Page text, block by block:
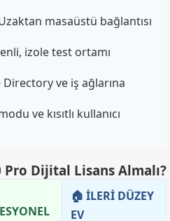
masaüstü bağlantısı
izole test ortamı
Directory ve iş ağlarına
ve kısıtlı kullanıcı
Dijital Lisans Almalı?
🏠 İLERİ DÜZEY
EV